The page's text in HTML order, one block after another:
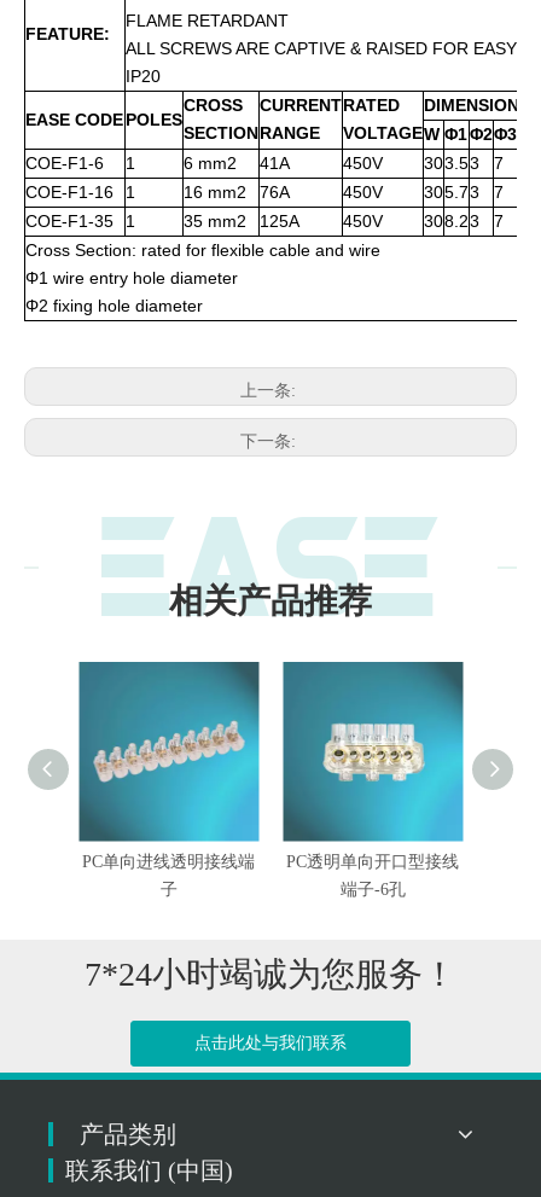
FEATURE:
FLAME RETARDANT
ALL SCREWS ARE CAPTIVE & RAISED FOR EASY
IP20
EASE CODEPOLES
CROSS
SECTION
CURRENT
RANGE
RATED
VOLTAGE
DIMENSIONS
W Φ1Φ2Φ3
COE-F1-6
1 6 mm2 41A 450V 303.53 7
COE-F1-16
1 16 mm2 76A 450V 305.73 7
COE-F1-35
1 35 mm2 125A 450V 308.23 7
Cross Section: rated for flexible cable and wire
Φ1 wire entry hole diameter
Φ2 fixing hole diameter
上一条:
下一条:
相关产品推荐
PC单向进线透明接线端
子
PC透明单向开口型接线
端子-6孔
7*24小时竭诚为您服务！
点击此处与我们联系
产品类别
联系我们 (中国)